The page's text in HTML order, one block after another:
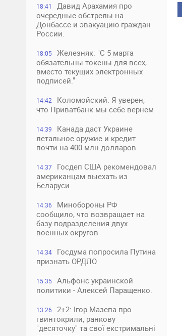
18:41
Давид Арахамия про
очередные обстрелы на
Донбассе и эвакуацию граждан
России.
18:05
Железняк: "С 5 марта
обязательны токены для всех,
вместо текущих электронных
подписей."
14:42
Коломойский: Я уверен,
что Приватбанк мы себе вернем
14:39
Канада даст Украине
летальное оружие и кредит
почти на 400 млн долларов
14:37
Госдеп США рекомендовал
американцам выехать из
Беларуси
14:36
Минобороны РФ
сообщило, что возвращает на
базу подразделения двух
военных округов
14:34
Госдума попросила Путина
признать ОРДЛО
15:35
Альфонс украинской
политики - Алексей Паращенко.
13:26
2+2: Ігор Мазепа про
гвинтокрили, ранкову
"десяточку" та свої екстримальні